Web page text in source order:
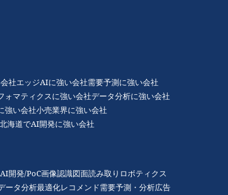
社エッジAIに強い会社需要予測に強い会社
ォマティクスに強い会社データ分析に強い会社
強い会社小売業界に強い会社
北海道でAI開発に強い会社
AI開発/PoC画像認識図面読み取り ロボティクス
ータ分析最適化レコメンド需要予測・分析広告